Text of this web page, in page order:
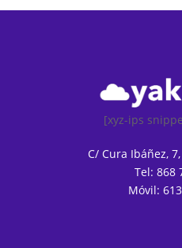
[xyz-ips
C/ Cura Ibáñez,
Tel: 868
Móvil: